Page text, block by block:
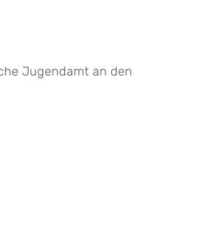
Jugendamt an den